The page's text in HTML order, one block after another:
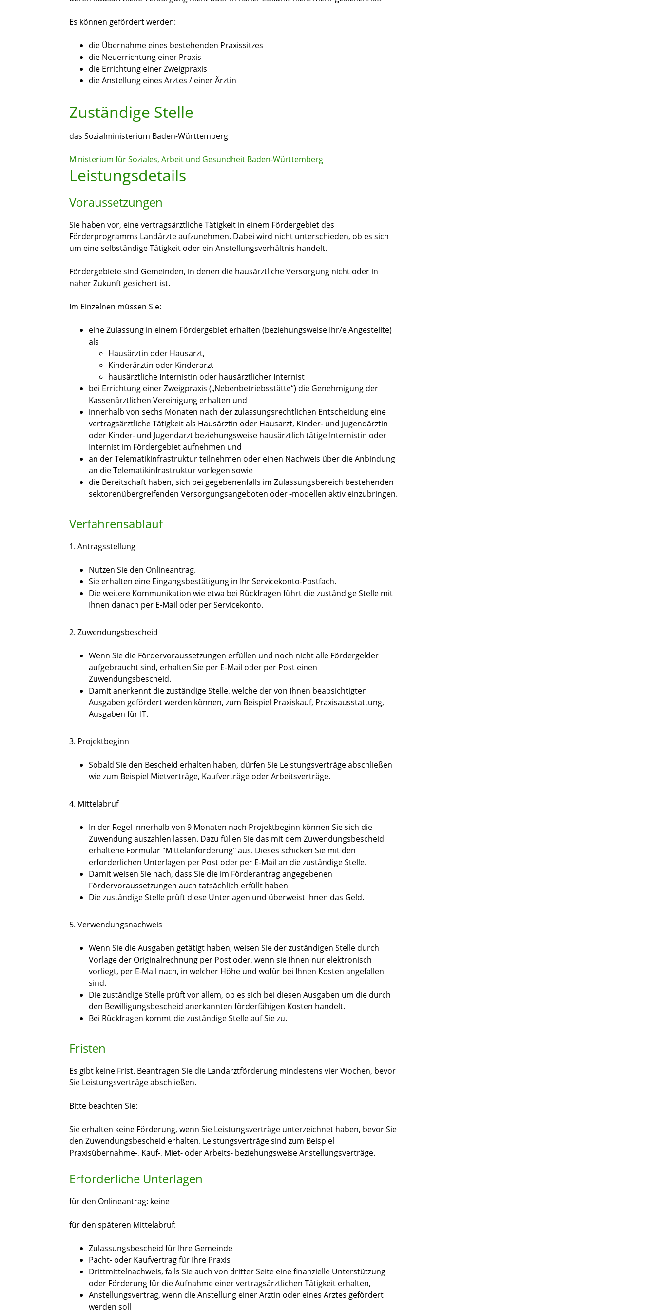
Es können gefördert werden:
die Übernahme eines bestehenden Praxissitzes
die Neuerrichtung einer Praxis
die Errichtung einer Zweigpraxis
die Anstellung eines Arztes / einer Ärztin
Zuständige Stelle
das Sozialministerium Baden-Württemberg
Ministerium für Soziales, Arbeit und Gesundheit Baden-Württemberg
Leistungsdetails
Voraussetzungen
Sie haben vor, eine vertragsärztliche Tätigkeit in einem Fördergebiet des
Förderprogramms Landärzte aufzunehmen. Dabei wird nicht unterschieden, ob es sich
um eine selbständige Tätigkeit oder ein Anstellungsverhältnis handelt.
Fördergebiete sind Gemeinden, in denen die hausärztliche Versorgung nicht oder in
naher Zukunft gesichert ist.
Im Einzelnen müssen Sie:
eine Zulassung in einem Fördergebiet erhalten (beziehungsweise Ihr/e Angestellte)
als
Hausärztin oder Hausarzt,
Kinderärztin oder Kinderarzt
hausärztliche Internistin oder hausärztlicher Internist
bei Errichtung einer Zweigpraxis („Nebenbetriebsstätte“) die Genehmigung der
Kassenärztlichen Vereinigung erhalten und
innerhalb von sechs Monaten nach der zulassungsrechtlichen Entscheidung eine
vertragsärztliche Tätigkeit als Hausärztin oder Hausarzt, Kinder- und Jugendärztin
oder Kinder- und Jugendarzt beziehungsweise hausärztlich tätige Internistin oder
Internist im Fördergebiet aufnehmen und
an der Telematikinfrastruktur teilnehmen oder einen Nachweis über die Anbindung
an die Telematikinfrastruktur vorlegen sowie
die Bereitschaft haben, sich bei gegebenenfalls im Zulassungsbereich bestehenden
sektorenübergreifenden Versorgungsangeboten oder -modellen aktiv einzubringen.
Verfahrensablauf
1. Antragsstellung
Nutzen Sie den Onlineantrag.
Sie erhalten eine Eingangsbestätigung in Ihr Servicekonto-Postfach.
Die weitere Kommunikation wie etwa bei Rückfragen führt die zuständige Stelle mit
Ihnen danach per E-Mail oder per Servicekonto.
2. Zuwendungsbescheid
Wenn Sie die Fördervoraussetzungen erfüllen und noch nicht alle Fördergelder
aufgebraucht sind, erhalten Sie per E-Mail oder per Post einen
Zuwendungsbescheid.
Damit anerkennt die zuständige Stelle, welche der von Ihnen beabsichtigten
Ausgaben gefördert werden können, zum Beispiel Praxiskauf, Praxisausstattung,
Ausgaben für IT.
3. Projektbeginn
Sobald Sie den Bescheid erhalten haben, dürfen Sie Leistungsverträge abschließen
wie zum Beispiel Mietverträge, Kaufverträge oder Arbeitsverträge.
4. Mittelabruf
In der Regel innerhalb von 9 Monaten nach Projektbeginn können Sie sich die
Zuwendung auszahlen lassen. Dazu füllen Sie das mit dem Zuwendungsbescheid
erhaltene Formular "Mittelanforderung" aus. Dieses schicken Sie mit den
erforderlichen Unterlagen per Post oder per E-Mail an die zuständige Stelle.
Damit weisen Sie nach, dass Sie die im Förderantrag angegebenen
Fördervoraussetzungen auch tatsächlich erfüllt haben.
Die zuständige Stelle prüft diese Unterlagen und überweist Ihnen das Geld.
5. Verwendungsnachweis
Wenn Sie die Ausgaben getätigt haben, weisen Sie der zuständigen Stelle durch
Vorlage der Originalrechnung per Post oder, wenn sie Ihnen nur elektronisch
vorliegt, per E-Mail nach, in welcher Höhe und wofür bei Ihnen Kosten angefallen
sind.
Die zuständige Stelle prüft vor allem, ob es sich bei diesen Ausgaben um die durch
den Bewilligungsbescheid anerkannten förderfähigen Kosten handelt.
Bei Rückfragen kommt die zuständige Stelle auf Sie zu.
Fristen
Es gibt keine Frist. Beantragen Sie die Landarztförderung mindestens vier Wochen, bevor
Sie Leistungsverträge abschließen.
Bitte beachten Sie:
Sie erhalten keine Förderung, wenn Sie Leistungsverträge unterzeichnet haben, bevor Sie
den Zuwendungsbescheid erhalten. Leistungsverträge sind zum Beispiel
Praxisübernahme-, Kauf-, Miet- oder Arbeits- beziehungsweise Anstellungsverträge.
Erforderliche Unterlagen
für den Onlineantrag: keine
für den späteren Mittelabruf:
Zulassungsbescheid für Ihre Gemeinde
Pacht- oder Kaufvertrag für Ihre Praxis
Drittmittelnachweis, falls Sie auch von dritter Seite eine finanzielle Unterstützung
oder Förderung für die Aufnahme einer vertragsärztlichen Tätigkeit erhalten,
Anstellungsvertrag, wenn die Anstellung einer Ärztin oder eines Arztes gefördert
werden soll